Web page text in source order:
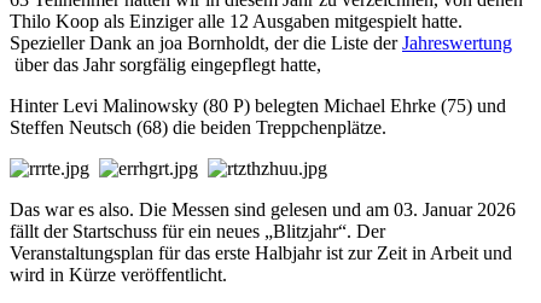
Thilo Koop als Einziger alle 12 Ausgaben mitgespielt hatte.
Spezieller Dank an joa Bornholdt, der die Liste derJahreswertung
über das Jahr sorgfälig eingepflegt hatte,
Hinter Levi Malinowsky (80 P) belegten Michael Ehrke (75) und
Steffen Neutsch (68) die beiden Treppchenplätze.
Das war es also. Die Messen sind gelesen und am 03. Januar 2026
fällt der Startschuss für ein neues „Blitzjahr“. Der
Veranstaltungsplan für das erste Halbjahr ist zur Zeit in Arbeit und
wird in Kürze veröffentlicht.